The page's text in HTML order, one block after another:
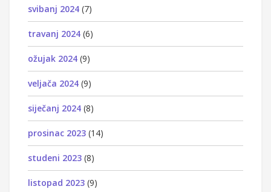
svibanj 2024 (7)
travanj 2024 (6)
ožujak 2024 (9)
veljača 2024 (9)
siječanj 2024 (8)
prosinac 2023 (14)
studeni 2023 (8)
listopad 2023 (9)